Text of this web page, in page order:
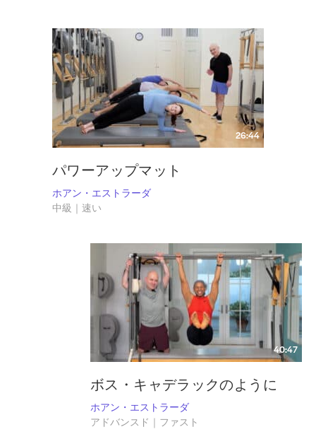
26:44
パワーアップマット
ホアン・エストラーダ
中級｜速い
40:47
ボス・キャデラックのように
ホアン・エストラーダ
アドバンスド｜ファスト